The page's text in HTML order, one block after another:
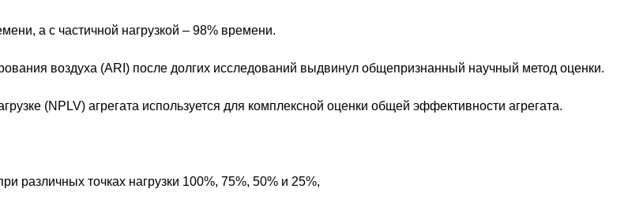
а с частичной нагрузкой – 98% времени.
воздуха (ARI) после долгих исследований выдвинул общепризнанный научный метод оценки.
(NPLV) агрегата используется для комплексной оценки общей эффективности агрегата.
различных точках нагрузки 100%, 75%, 50% и 25%,